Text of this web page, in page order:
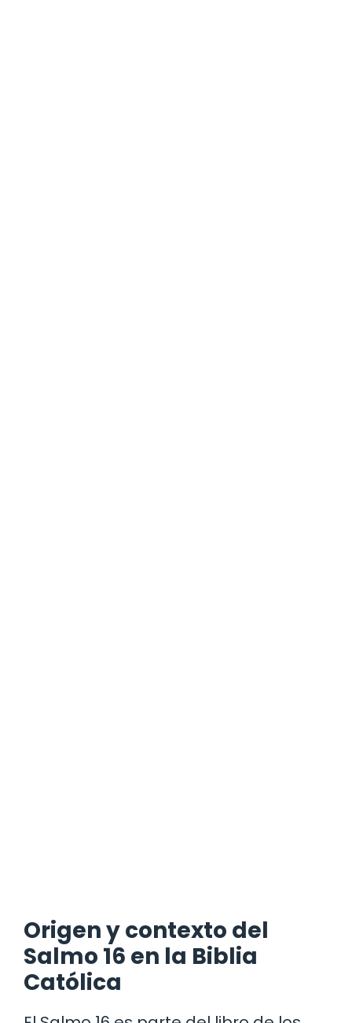
Origen y contexto del
Salmo 16 en la Biblia
Católica